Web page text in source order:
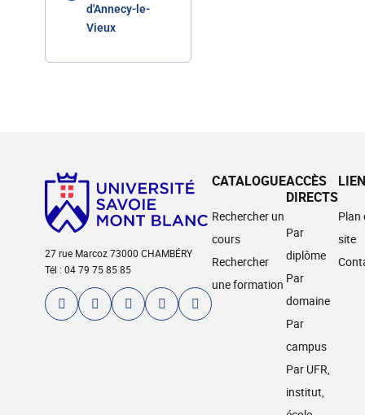
d'Annecy-le-
Vieux
27 rue Marcoz 73000 CHAMBÉRY
Tél : 04 79 75 85 85
CATALOGUE
Rechercher un
cours
Rechercher
une formation
ACCÈS
DIRECTS
Par
diplôme
Par
domaine
Par
campus
Par UFR,
institut,
Plan
site